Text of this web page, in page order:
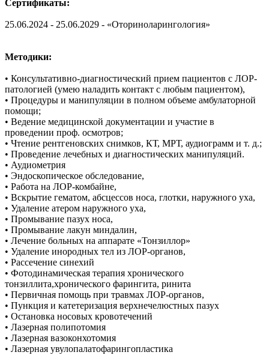
Сертификаты:
25.06.2024 - 25.06.2029 - «Оториноларингология»
Методики:
• Консультативно-диагностический прием пациентов с ЛОР-
патологией (умею наладить контакт с любым пациентом),
• Процедуры и манипуляции в полном объеме амбулаторной
помощи;
• Ведение медицинской документации и участие в
проведении проф. осмотров;
• Чтение рентгеновских снимков, КТ, МРТ, аудиограмм и т. д.;
• Проведение лечебных и диагностических манипуляций.
• Аудиометрия
• Эндоскопическое обследование,
• Работа на ЛОР-комбайне,
• Вскрытие гематом, абсцессов носа, глотки, наружного уха,
• Удаление атером наружного уха,
• Промывание пазух носа,
• Промывание лакун миндалин,
• Лечение больных на аппарате «Тонзиллор»
• Удаление инородных тел из ЛОР-органов,
• Рассечение синехий
• Фотодинамическая терапия хронического
тонзиллита,хронического фарингита, ринита
• Первичная помощь при травмах ЛОР-органов,
• Пункция и катетеризация верхнечелюстных пазух
• Остановка носовых кровотечений
• Лазерная полипотомия
• Лазерная вазоконхотомия
• Лазерная увулопалатофарингопластика